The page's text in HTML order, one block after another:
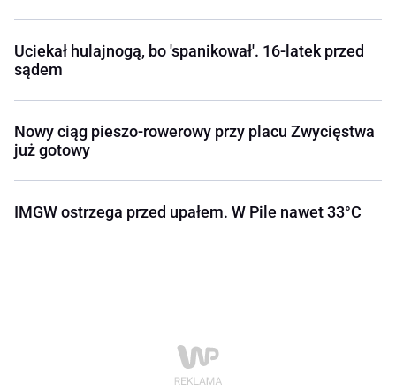
Uciekał hulajnogą, bo 'spanikował'. 16-latek przed
sądem
Nowy ciąg pieszo-rowerowy przy placu Zwycięstwa
już gotowy
IMGW ostrzega przed upałem. W Pile nawet 33°C